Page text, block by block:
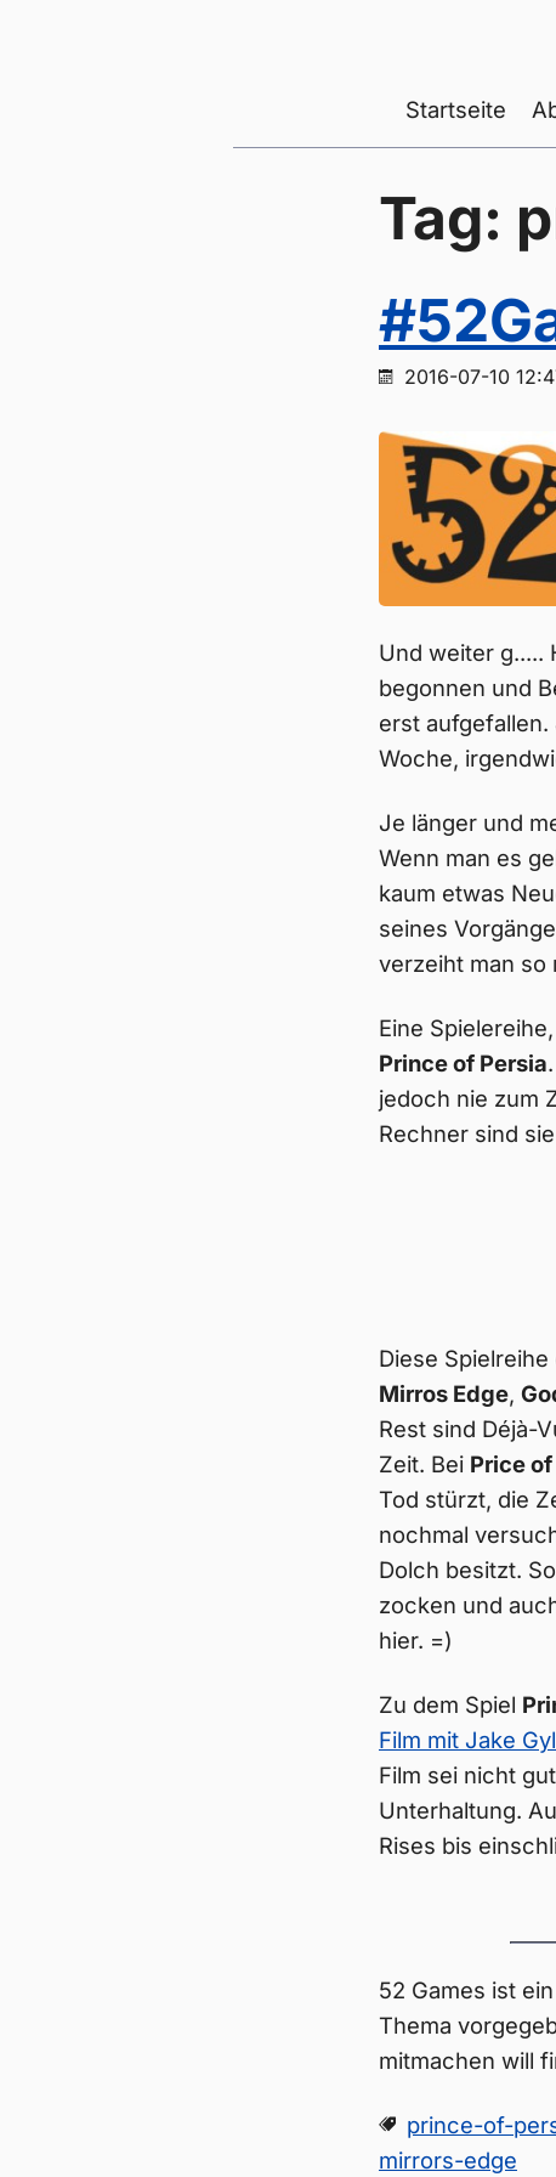
Startseite
Tag:
2016-07-10
Und weiter g.....
begonnen und
erst aufgefallen.
Woche,
Je länger und
Wenn man es
kaum etwas
seines
verzeiht man so
Eine
Prince of Persia
jedoch nie zum
Rechner sind
Diese
Mirros Edge,
Rest sind Déjà-
Zeit. Bei Price
Tod stürzt, die
nochmal
Dolch besitzt.
zocken und
hier. =)
Zu dem Spiel
Film mit Jake
Film sei nicht
Unterhaltung.
Rises bis
52 Games ist
Thema
mitmachen will
prince-of-
mirrors-edge